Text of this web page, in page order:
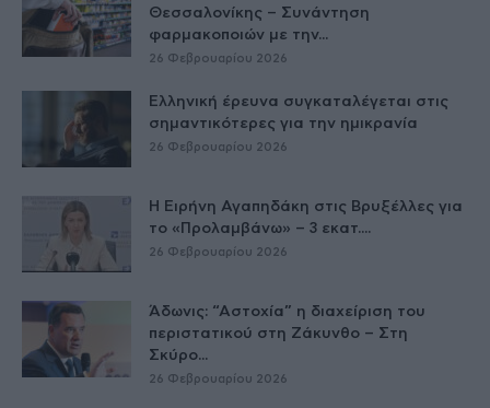
Θεσσαλονίκης – Συνάντηση
φαρμακοποιών με την...
26 Φεβρουαρίου 2026
Ελληνική έρευνα συγκαταλέγεται στις
σημαντικότερες για την ημικρανία
26 Φεβρουαρίου 2026
Η Ειρήνη Αγαπηδάκη στις Βρυξέλλες για
το «Προλαμβάνω» – 3 εκατ....
26 Φεβρουαρίου 2026
Άδωνις: “Αστοχία” η διαχείριση του
περιστατικού στη Ζάκυνθο – Στη
Σκύρο...
26 Φεβρουαρίου 2026